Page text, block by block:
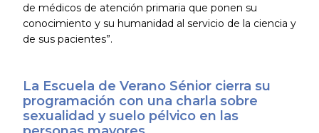
de médicos de atención primaria que ponen su
conocimiento y su humanidad al servicio de la ciencia y
de sus pacientes”.
La Escuela de Verano Sénior cierra su
programación con una charla sobre
sexualidad y suelo pélvico en las